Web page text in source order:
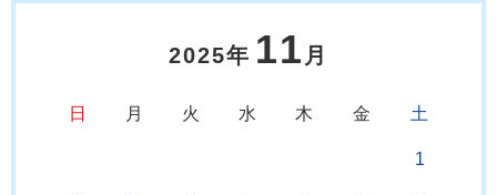
2025年 11 月
日 月 火 水 木 金 土
1